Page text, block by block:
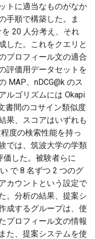
トに適当なものがなか
手順で構築した。ま
20 人分考え、それ
した。これをクエリと
プロフィール文の適合
評価用データセットを
MAP、nDCG@k のス
ルゴリズムには Okapi
書間のコサイン類似度
果、スコアはいずれも
度の検索性能を持っ
では、筑波大学の学類
価した。被験者らに
で 8 名ずつ 2 つのグ
カウントという設定で
。分析の結果、提案シ
成するグループは、使
プロフィール文の情報
た、提案システムを使